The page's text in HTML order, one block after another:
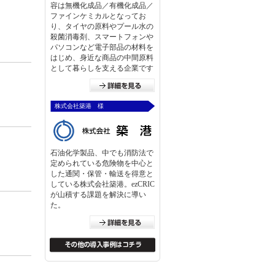
容は無機化成品／有機化成品／
ファインケミカルとなってお
り、タイヤの原料やプール水の
殺菌消毒剤、スマートフォンや
パソコンなど電子部品の材料を
はじめ、身近な商品の中間原料
として暮らしを支える企業です
株式会社築港 様
石油化学製品、中でも消防法で
定められている危険物を中心と
した通関・保管・輸送を得意と
している株式会社築港。ezCRIC
が山積する課題を解決に導い
た。